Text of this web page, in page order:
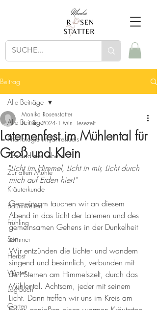
Beitrag
Alle Beiträge
Phänologie im Jahreskreis
Das Rad des Lebens
Zur alten Mühle
Kräuterkunde
Baumwelten
Frühling
Sommer
Herbst
Winter
Log-Buch
Garten
Alle Beiträge
Laternenfest im Mühlental für
Groß und Klein
Monika Rosenstatter
8. Okt. 2024 1 Min. Lesezeit
"Licht im Himmel, Licht in mir, Licht durch
mich auf Erden hier!"
Gemeinsam tauchen wir an diesem
Abend in das Licht der Laternen und des
gemeinsamen Gehens in der Dunkelheit
ein.
Wir entzünden die Lichter und wandern
singend und besinnlich, verbunden mit
den Sternen am Himmelszelt, durch das
Mühlental. Achtsam, jeder mit seinem
Licht. Dann treffen wir uns im Kreis am